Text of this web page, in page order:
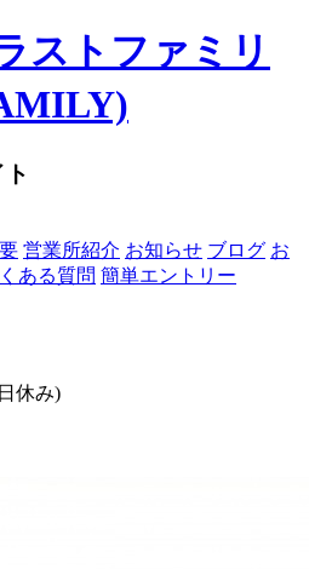
営業所紹介 お知らせ ブログ お
ある質問 簡単エントリー
休み)